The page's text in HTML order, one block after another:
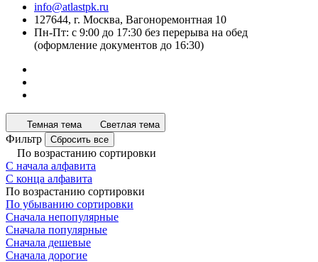
info@atlastpk.ru
127644, г. Москва, Вагоноремонтная 10
Пн-Пт: с 9:00 до 17:30 без перерыва на обед
(оформление документов до 16:30)
Темная тема Светлая тема
Фильтр Сбросить все
По возрастанию сортировки
С начала алфавита
С конца алфавита
По возрастанию сортировки
По убыванию сортировки
Сначала непопулярные
Сначала популярные
Сначала дешевые
Сначала дорогие